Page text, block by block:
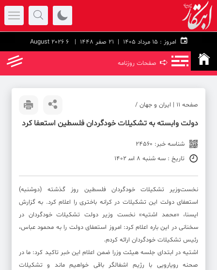
امروز : 21 صفر 1448 | 6 August 2026
➪ صفحات روزنامه
صفحه ۱۱ | ایران و جهان /
دولت وابسته به تشکیلات خودگردان فلسطین استعفا کرد
شناسه خبر: 24560
تاریخ : سه شنبه 8 اس‍ 1402
نخست‌وزیر تشکیلات خودگردان فلسطین روز گذشته (دوشنبه)
استعفای دولت این تشکیلات در کرانه باختری را اعلام کرد. به گزارش
ایسنا، «محمد اشتیه» نخست وزیر دولت تشکیلات خودگردان در
سخنانی در این باره اعلام کرد: امروز استعفای دولت را به محمود عباس،
رئیس تشکیلات خودگردان ارائه کردم.
اشتیه در ابتدای جلسه هیئت وزرا ضمن اعلام این خبر تاکید کرد: ما در
صحنه رویارویی با رژیم اشغالگر باقی خواهیم ماند و تشکیلات